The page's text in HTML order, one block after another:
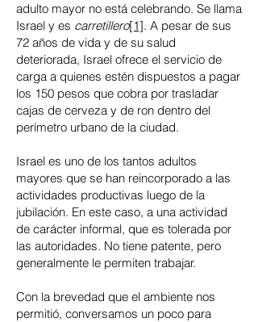
adulto mayor no está celebrando. Se llama
Israel y es carretillero[1]. A pesar de sus
72 años de vida y de su salud
deteriorada, Israel ofrece el servicio de
carga a quienes estén dispuestos a pagar
los 150 pesos que cobra por trasladar
cajas de cerveza y de ron dentro del
perímetro urbano de la ciudad.
Israel es uno de los tantos adultos
mayores que se han reincorporado a las
actividades productivas luego de la
jubilación. En este caso, a una actividad
de carácter informal, que es tolerada por
las autoridades. No tiene patente, pero
generalmente le permiten trabajar.
Con la brevedad que el ambiente nos
permitió, conversamos un poco para